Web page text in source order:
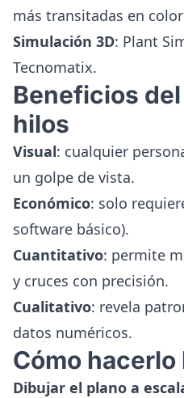
más transitadas en
Simulación 3D: Plant
Tecnomatix.
Beneficios
hilos
Visual: cualquier
un golpe de vista.
Económico: solo
software básico).
Cuantitativo: permite
y cruces con precisión.
Cualitativo: revela
datos numéricos.
Cómo hacerlo
Dibujar el plano a